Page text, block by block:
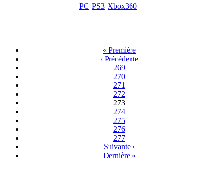
PC PS3 Xbox360
« Première
‹ Précédente
269
270
271
272
273
274
275
276
277
Suivante ›
Dernière »